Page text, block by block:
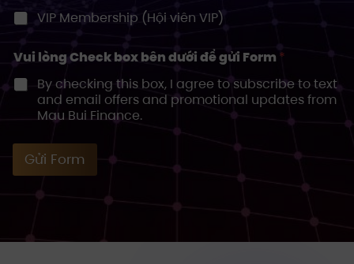
t
a
t
s
VIP Membership (Hội viên VIP)
Vui lòng Check box bên dưới để gửi Form *
By checking this box, I agree to subscribe to text
and email offers and promotional updates from
Mau Bui Finance.
Gửi Form